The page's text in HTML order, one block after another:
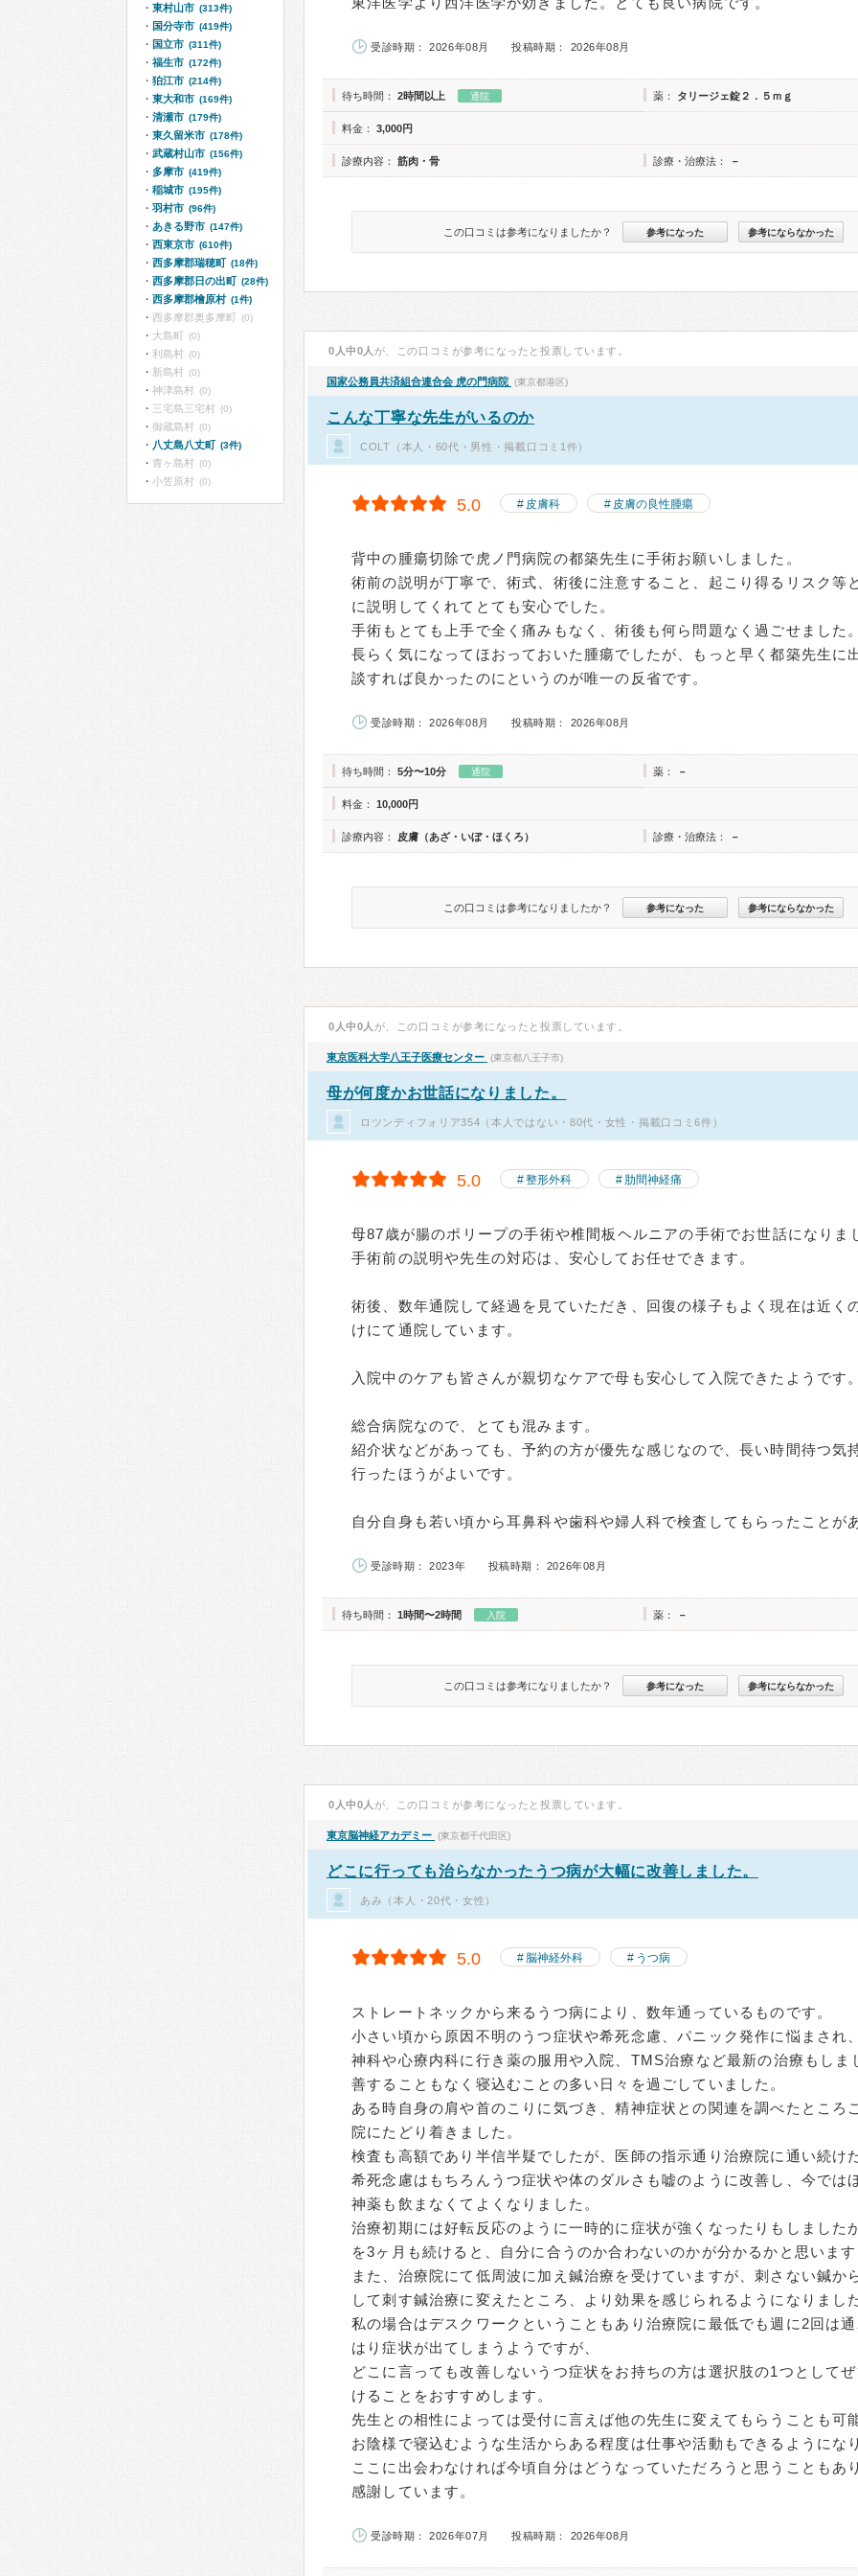
受診時期： 2026年08月 投稿時期： 2026年08月
待ち時間： 2時間以上 通院 薬： タリージェ錠２．５ｍｇ
料金： 3,000円
診療内容： 筋肉・骨 診療・治療法： －
この口コミは参考になりましたか？ 参考になった 参考にならなかった
0人中0人 が、この口コミが参考になったと投票しています。
国家公務員共済組合連合会 虎の門病院 (東京都港区)
こんな丁寧な先生がいるのか
COLT（本人・60代・男性・掲載口コミ1件）
5.0 皮膚科 皮膚の良性腫瘍
背中の腫瘍切除で虎ノ門病院の都築先生に手術お願いしました。
術前の説明が丁寧で、術式、術後に注意すること、起こり得るリスク等
に説明してくれてとても安心でした。
手術もとても上手で全く痛みもなく、術後も何ら問題なく過ごせました
長らく気になってほおっておいた腫瘍でしたが、もっと早く都築先生に
談すれば良かったのにというのが唯一の反省です。
受診時期： 2026年08月 投稿時期： 2026年08月
待ち時間： 5分〜10分 通院 薬： －
料金： 10,000円
診療内容： 皮膚（あざ・いぼ・ほくろ） 診療・治療法： －
この口コミは参考になりましたか？ 参考になった 参考にならなかった
0人中0人 が、この口コミが参考になったと投票しています。
東京医科大学八王子医療センター (東京都八王子市)
母が何度かお世話になりました。
ロツンディフォリア354（本人ではない・80代・女性・掲載口コミ6件）
5.0 整形外科 肋間神経痛
母87歳が腸のポリープの手術や椎間板ヘルニアの手術でお世話になりま
手術前の説明や先生の対応は、安心してお任せできます。
術後、数年通院して経過を見ていただき、回復の様子もよく現在は近く
けにて通院しています。
入院中のケアも皆さんが親切なケアで母も安心して入院できたようです
総合病院なので、とても混みます。
紹介状などがあっても、予約の方が優先な感じなので、長い時間待つ気
行ったほうがよいです。
自分自身も若い頃から耳鼻科や歯科や婦人科で検査してもらったことが
受診時期： 2023年 投稿時期： 2026年08月
待ち時間： 1時間〜2時間 入院 薬： －
この口コミは参考になりましたか？ 参考になった 参考にならなかった
0人中0人 が、この口コミが参考になったと投票しています。
東京脳神経アカデミー (東京都千代田区)
どこに行っても治らなかったうつ病が大幅に改善しました。
あみ（本人・20代・女性）
5.0 脳神経外科 うつ病
ストレートネックから来るうつ病により、数年通っているものです。
小さい頃から原因不明のうつ症状や希死念慮、パニック発作に悩まされ
神科や心療内科に行き薬の服用や入院、TMS治療など最新の治療もしま
善することもなく寝込むことの多い日々を過ごしていました。
ある時自身の肩や首のこりに気づき、精神症状との関連を調べたところ
院にたどり着きました。
検査も高額であり半信半疑でしたが、医師の指示通り治療院に通い続け
希死念慮はもちろんうつ症状や体のダルさも嘘のように改善し、今では
神薬も飲まなくてよくなりました。
治療初期には好転反応のように一時的に症状が強くなったりもしました
を3ヶ月も続けると、自分に合うのか合わないのかが分かるかと思いま
また、治療院にて低周波に加え鍼治療を受けていますが、刺さない鍼か
して刺す鍼治療に変えたところ、より効果を感じられるようになりまし
私の場合はデスクワークということもあり治療院に最低でも週に2回は
はり症状が出てしまうようですが、
どこに言っても改善しないうつ症状をお持ちの方は選択肢の1つとして
けることをおすすめします。
先生との相性によっては受付に言えば他の先生に変えてもらうことも可
お陰様で寝込むような生活からある程度は仕事や活動もできるようにな
ここに出会わなければ今頃自分はどうなっていただろうと思うこともあ
感謝しています。
受診時期： 2026年07月 投稿時期： 2026年08月
東村山市 (313件)
国分寺市 (419件)
国立市 (311件)
福生市 (172件)
狛江市 (214件)
東大和市 (169件)
清瀬市 (179件)
東久留米市 (178件)
武蔵村山市 (156件)
多摩市 (419件)
稲城市 (195件)
羽村市 (96件)
あきる野市 (147件)
西東京市 (610件)
西多摩郡瑞穂町 (18件)
西多摩郡日の出町 (28件)
西多摩郡檜原村 (1件)
西多摩郡奥多摩町 (0)
大島町 (0)
利島村 (0)
新島村 (0)
神津島村 (0)
三宅島三宅村 (0)
御蔵島村 (0)
八丈島八丈町 (3件)
青ヶ島村 (0)
小笠原村 (0)